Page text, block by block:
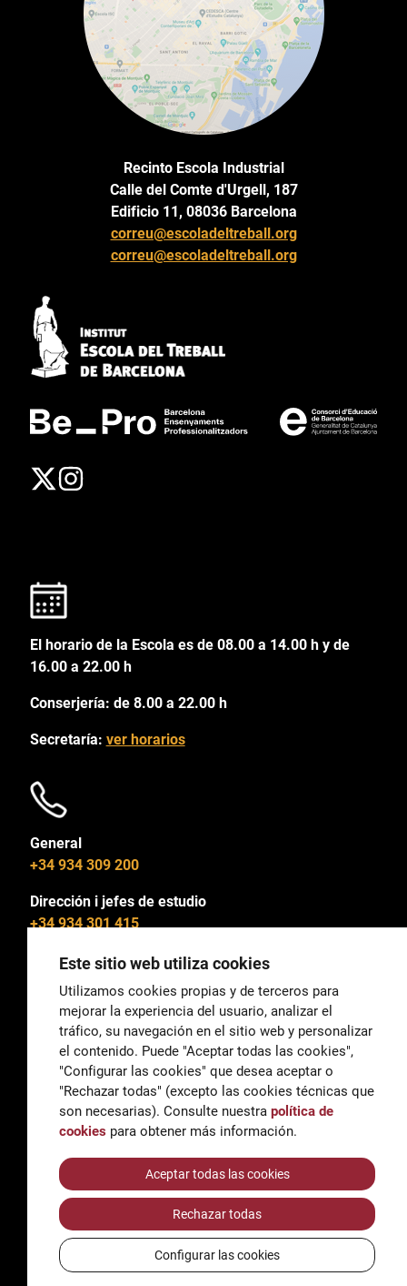
Recinto Escola Industrial
Calle del Comte d'Urgell, 187
Edificio 11, 08036 Barcelona
correu@escoladeltreball.org
correu@escoladeltreball.org
El horario de la Escola es de 08.00 a 14.00 h y de
16.00 a 22.00 h
Conserjería: de 8.00 a 22.00 h
Secretaría: ver horarios
General
+34 934 309 200
Dirección i jefes de estudio
+34 934 301 415
General
correu@escoladeltreball.org
Información
informacio@escoladeltreball.org
Trámites de secretaría
AccessibilidadAviso legal y Política de Privacidad
Política de cookies
Créditos
Este sitio web utiliza cookies
Utilizamos cookies propias y de terceros para
mejorar la experiencia del usuario, analizar el
tráfico, su navegación en el sitio web y personalizar
el contenido. Puede "Aceptar todas las cookies",
"Configurar las cookies" que desea aceptar o
"Rechazar todas" (excepto las cookies técnicas que
son necesarias). Consulte nuestra política de
cookies para obtener más información.
Aceptar todas las cookies
Rechazar todas
Configurar las cookies